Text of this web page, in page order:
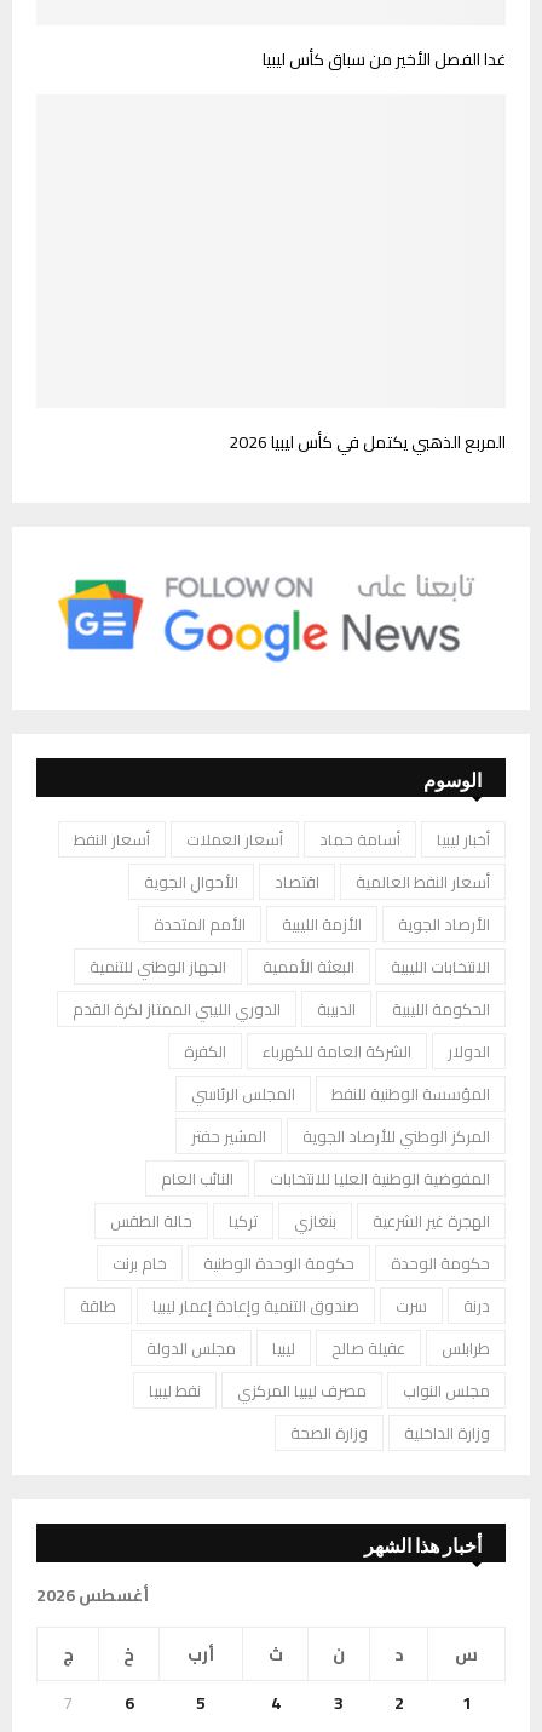
غدا الفصل الأخير من سباق كأس ليبيا
المربع الذهبي يكتمل في كأس ليبيا 2026
الوسوم
أخبار ليبيا أسامة حماد أسعار العملات
أسعار النفط
أسعار النفط العالمية
اقتصاد
الأحوال الجوية
الأرصاد الجوية
الأزمة الليبية
الأمم المتحدة
الانتخابات الليبية
البعثة الأممية
الجهاز الوطني للتنمية
الحكومة الليبية
الدبيبة
الدوري الليبي الممتاز لكرة القدم
الدولار
الشركة العامة للكهرباء
الكفرة
المؤسسة الوطنية للنفط
المجلس الرئاسي
المركز الوطني للأرصاد الجوية
المشير حفتر
المفوضية الوطنية العليا للانتخابات
النائب العام
الهجرة غير الشرعية
بنغازي تركيا
حالة الطقس
حكومة الوحدة
حكومة الوحدة الوطنية
خام برنت
درنة
سرت صندوق التنمية وإعادة إعمار ليبيا
طاقة
طرابلس
عقيلة صالح ليبيا
مجلس الدولة
مجلس النواب
مصرف ليبيا المركزي
نفط ليبيا
وزارة الداخلية
وزارة الصحة
أخبار هذا الشهر
أغسطس 2026
س
د ن ث أرب خ
ج
1
2
3
4
5
6
7